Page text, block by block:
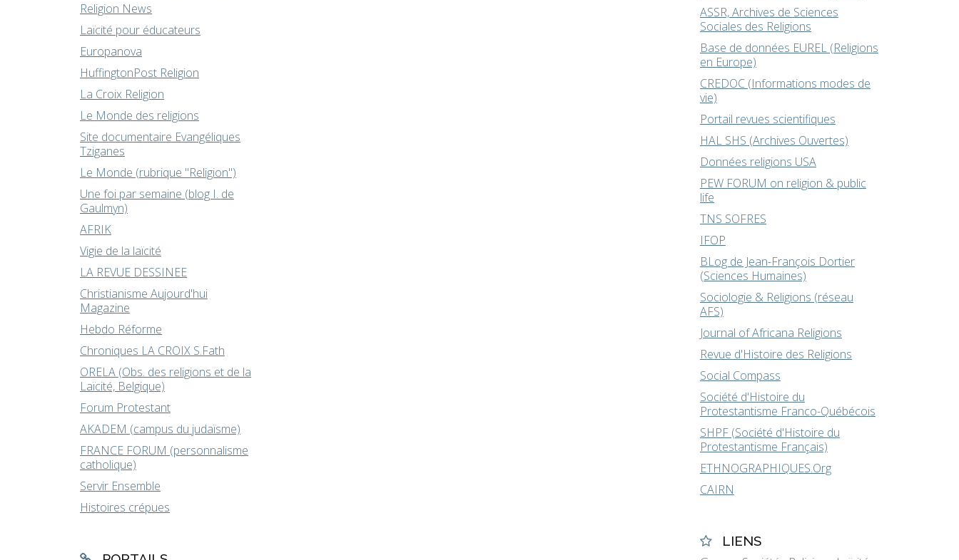
Religion News
Laïcité pour éducateurs
Europanova
HuffingtonPost Religion
La Croix Religion
Le Monde des religions
Site documentaire Evangéliques
Tziganes
Le Monde (rubrique "Religion")
Une foi par semaine (blog I. de
Gaulmyn)
AFRIK
Vigie de la laïcité
LA REVUE DESSINEE
Christianisme Aujourd'hui
Magazine
Hebdo Réforme
Chroniques LA CROIX S.Fath
ORELA (Obs. des religions et de la
Laïcité, Belgique)
Forum Protestant
AKADEM (campus du judaïsme)
FRANCE FORUM (personnalisme
catholique)
Servir Ensemble
Histoires crépues
ASSR, Archives de Sciences
Sociales des Religions
Base de données EUREL (Religions
en Europe)
CREDOC (Informations modes de
vie)
Portail revues scientifiques
HAL SHS (Archives Ouvertes)
Données religions USA
PEW FORUM on religion & public
life
TNS SOFRES
IFOP
BLog de Jean-François Dortier
(Sciences Humaines)
Sociologie & Religions (réseau
AFS)
Journal of Africana Religions
Revue d'Histoire des Religions
Social Compass
Société d'Histoire du
Protestantisme Franco-Québécois
SHPF (Société d'Histoire du
Protestantisme Français)
ETHNOGRAPHIQUES.Org
CAIRN
LIENS